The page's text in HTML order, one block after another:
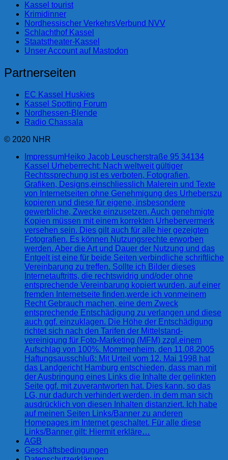
Kassel tourist
Krimidinner
Nordhessischer VerkehrsVerbund NVV
Schlachthof Kassel
Staatstheater-Kassel
Unser Account auf Mastodon
Partnerseiten
EC Kassel Huskies
Kassel Spotting Forum
Nordhessen-Blende
Radio Chassala
© 2020 NHR
ImpressumHeiko Jacob Leuscherstraße 95 34134
Kassel Urheberrecht: Nach weltweit gültiger
Rechtssprechung ist es verboten, Fotografien,
Grafiken, Designs,einschliesslich Malerein und Texte
von Internetseiten ohne Genehmigung des Urheberszu
kopieren und diese für eigene, insbesondere
gewerbliche, Zwecke einzusetzen. Auch genehmigte
Kopien müssen mit einem korrekten Urhebervermerk
versehen sein. Dies gilt auch für alle hier gezeigten
Fotografien. Es können Nutzungsrechte erworben
werden. Aber die Art und Dauer der Nutzung und das
Entgelt ist eine für beide Seiten verbindliche schriftliche
Vereinbarung zu treffen. Sollte ich Bilder dieses
Internetauftritts, die rechtswidrig und/oder ohne
entsprechende Vereinbarung kopiert wurden, auf einer
fremden Internetseite finden,werde ich vonmeinem
Recht Gebrauch machen, eine dem Zweck
entsprechende Entschädigung zu verlangen und diese
auch ggf. einzuklagen. Die Höhe der Entschädigung
richtet sich nach den Tarifen der Mittelstand-
vereinigung für Foto-Marketing (MFM) zzgl.einem
Aufschlag von 100%. Mommenheim, den 11.08.2005
Haftungsausschluß: Mit Urteil vom 12. Mai 1998 hat
das Landgericht Hamburg entschieden, dass man mit
der Ausbringung eines Links die Inhalte der gelinkten
Seite ggf. mit zuverantworten hat. Dies kann, so das
LG, nur dadurch verhindert werden, in dem man sich
ausdrücklich von diesen Inhalten distanziert. Ich habe
auf meinen Seiten Links/Banner zu anderen
Homepages im Internet geschaltet. Für alle diese
Links/Banner gilt: Hiermit erkläre…
AGB
Geschäftsbedingungen